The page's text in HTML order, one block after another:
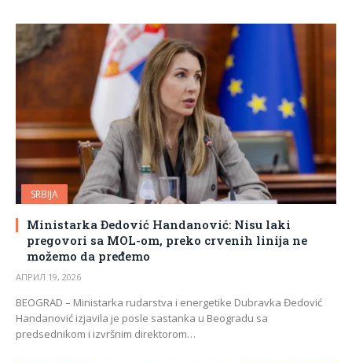
SRBIJA
Ministarka Đedović Handanović: Nisu laki
pregovori sa MOL-om, preko crvenih linija ne
možemo da pređemo
АПРИЛ 19, 2026
BEOGRAD – Ministarka rudarstva i energetike Dubravka Đedović
Handanović izjavila je posle sastanka u Beogradu sa
predsednikom i izvršnim direktorom…